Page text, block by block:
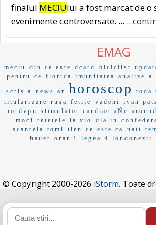
finalul MECIUlui a fost marcat de o
evenimente controversate. ...
EMAG
meciu din ce este dcard biciclist
pentru ce
florica imunitatea analize a
scris a news ar horoscop toda
titularizare
rusa fetite vadeni ivan
nordvpn
stimulator cardiac aÑc
moci
retetele la vio dia in
scanteia
tomi tien ce este ca natt
hauer
orar 1 legea 4 londonezii
© Copyright 2000-2026 iStorm. Toate